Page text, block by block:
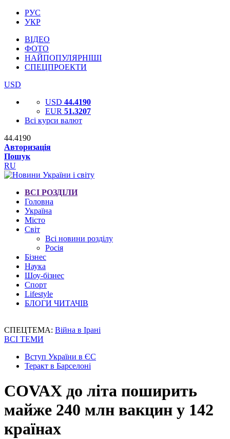
РУС
УКР
ВІДЕО
ФОТО
НАЙПОПУЛЯРНІШІ
СПЕЦПРОЕКТИ
USD
USD 44.4190
EUR 51.3207
Всі курси валют
44.4190
Авторизація
Пошук
RU
ВСІ РОЗДІЛИ
Головна
Україна
Місто
Світ
Всі новини розділу
Росія
Бізнес
Наука
Шоу-бізнес
Спорт
Lifestyle
БЛОГИ ЧИТАЧІВ
СПЕЦТЕМА: Війна в Ірані
ВСІ ТЕМИ
Вступ України в ЄС
Теракт в Барселоні
COVAX до літа поширить
майже 240 млн вакцин у 142
країнах